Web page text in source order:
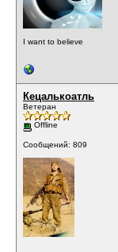
I want to believe
Кецалькоатль
Ветеран
Offline
Сообщений: 809